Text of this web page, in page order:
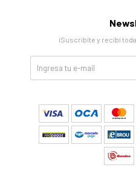
¡Suscribite y recibí